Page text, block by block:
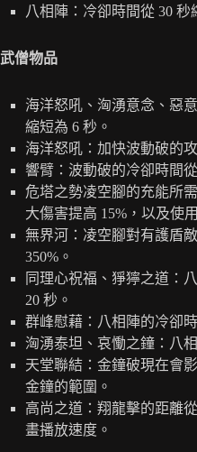
八相陣：冷卻時間從 30 秒
武僧物品
海洋怒吼、洶湧意念、惡
縮短為 6 秒。
海洋怒吼：加快波動破的
響臂：波動破的冷卻時間
危塔之勢凌空腳的充能所
大傷害提高 15%，以及使
無界河：凌空腳對有護盾
350%。
同理心祝福、猙獰之道：
20 秒。
群峰慰藉：八相陣的冷卻
洶湧泰坦、哀慟之鐘：八
天堂聯結：金鐘破現在會
金鐘的範圍。
高尚之道：翔龍擊的距離
畫播放速度。